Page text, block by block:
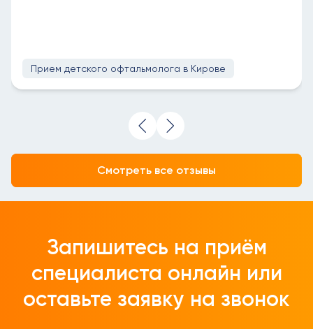
Прием детского офтальмолога в Кирове
Смотреть все отзывы
Запишитесь на приём
специалиста онлайн или
оставьте заявку на звонок